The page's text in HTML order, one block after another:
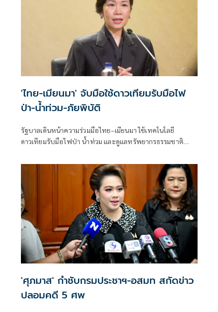
'ไทย-เมียนมา' จับมือใช้ดาวเทียมรับมือไฟ
ป่า-น้ำท่วม-ภัยพิบัติ
รัฐบาลเดินหน้าความร่วมมือไทย–เมียนมา ใช้เทคโนโลยี
ดาวเทียมรับมือไฟป่า น้ำท่วม และดูแลทรัพยากรธรรมชาติ
'ศุภมาส' กำชับกรมประชาฯ-อสมท สกัดข่าว
ปลอมคดี 5 ศพ